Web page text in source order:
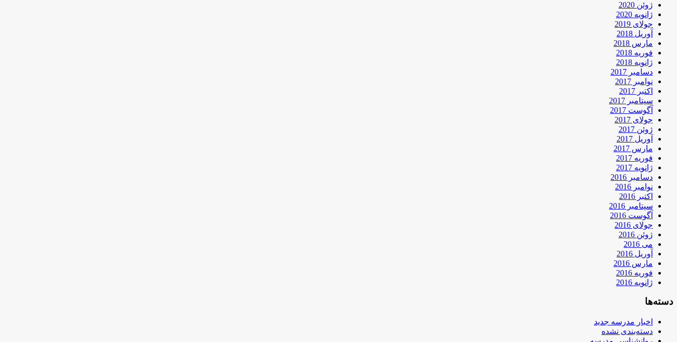
ژوئن 2020
ژانویه 2020
جولای 2019
آوریل 2018
مارس 2018
فوریه 2018
ژانویه 2018
دسامبر 2017
نوامبر 2017
اکتبر 2017
سپتامبر 2017
آگوست 2017
جولای 2017
ژوئن 2017
آوریل 2017
مارس 2017
فوریه 2017
ژانویه 2017
دسامبر 2016
نوامبر 2016
اکتبر 2016
سپتامبر 2016
آگوست 2016
جولای 2016
ژوئن 2016
می 2016
آوریل 2016
مارس 2016
فوریه 2016
ژانویه 2016
دسته‌ها
اخبار مدرسه جدید
دسته‌بندی نشده